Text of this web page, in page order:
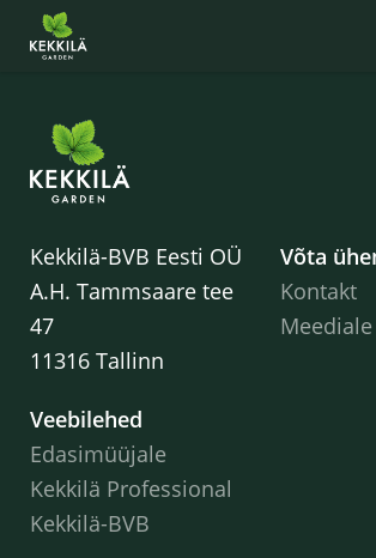
Kekkilä-BVB Eesti OÜ
A.H. Tammsaare tee
47
11316 Tallinn
Võta
Kontakt
Meediale
Veebilehed
Edasimüüjale
Kekkilä Professional
Kekkilä-BVB